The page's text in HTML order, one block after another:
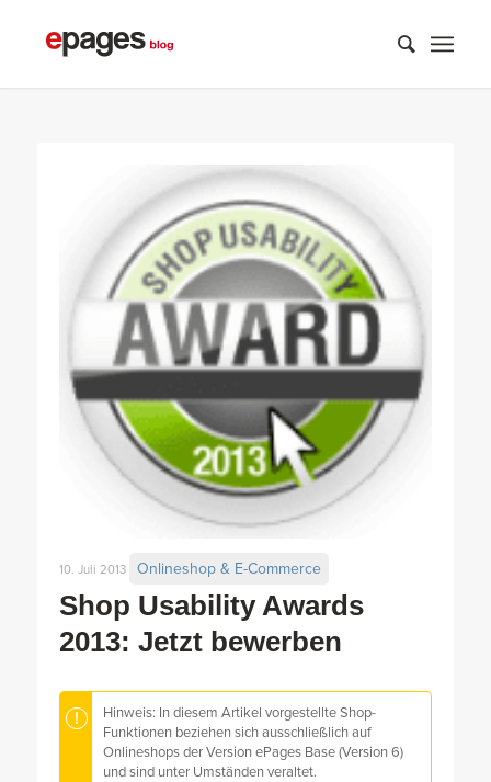
Shop Usability Awards
2013: Jetzt bewerben
10. Juli 2013 Onlineshop & E-Commerce
Hinweis: In diesem Artikel vorgestellte Shop-
Funktionen beziehen sich ausschließlich auf
Onlineshops der Version ePages Base (Version 6)
und sind unter Umständen veraltet.